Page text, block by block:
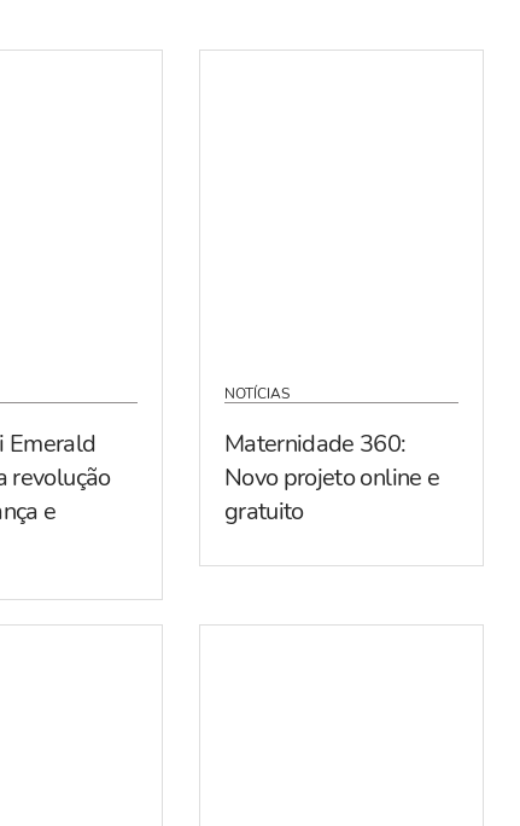
Emerald
revolução
e
NOTÍCIAS
Maternidade 360:
Novo projeto online e
gratuito